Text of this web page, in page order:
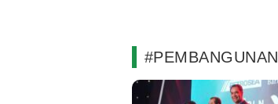
#PEMBANGUNAN